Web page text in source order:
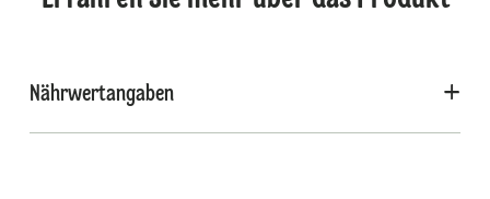
Nährwertangaben